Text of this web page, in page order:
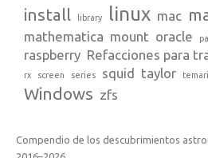
install library linux mac
mathematica mount oracle
raspberry Refacciones para
rx screen series squid taylor
Windows zfs
Compendio de los descubrimientos